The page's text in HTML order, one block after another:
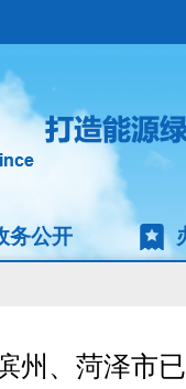
务公开
州、菏泽市